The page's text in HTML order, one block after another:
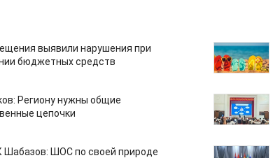
выявили нарушения при
бюджетных средств
Региону нужны общие
цепочки
ШОС по своей природе